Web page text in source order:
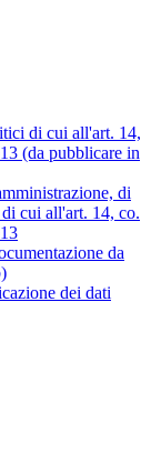
di cui all'art. 14,
(da pubblicare in
di
cui all'art. 14, co.
da
dei dati